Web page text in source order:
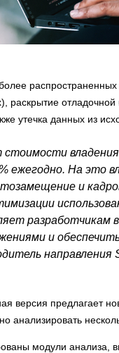
раскрытие
утечка данных из
стоимости
ежегодно. На это
и
разработчикам
и
направления
версия предлагает
анализировать
модули анализа,